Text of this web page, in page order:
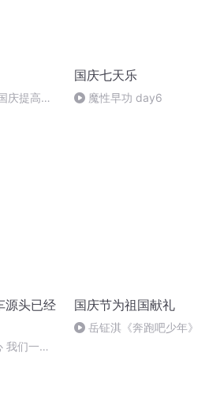
庆提高班
国庆七天乐
魔性早功 day6
源头已经
我们一定
国庆节为祖国献礼
岳钲淇《奔跑吧少年》